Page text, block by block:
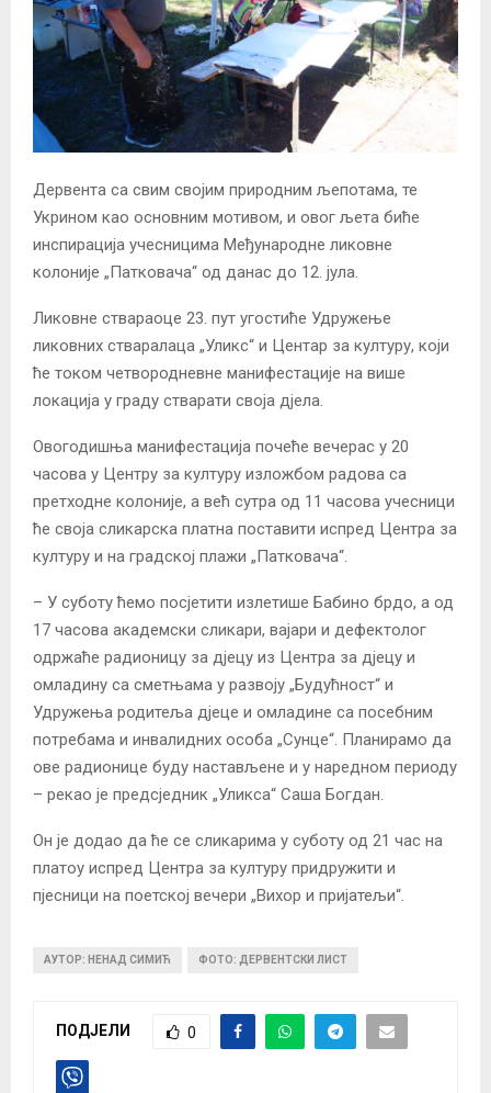
Дервента са свим својим природним љепотама, те
Укрином као основним мотивом, и овог љета биће
инспирација учесницима Међународне ликовне
колоније „Патковача“ од данас до 12. јула.
Ликовне ствараоце 23. пут угостиће Удружење
ликовних стваралаца „Уликс“ и Центар за културу, који
ће током четвородневне манифестације на више
локација у граду стварати своја дјела.
Овогодишња манифестација почеће вечерас у 20
часова у Центру за културу изложбом радова са
претходне колоније, а већ сутра од 11 часова учесници
ће своја сликарска платна поставити испред Центра за
културу и на градској плажи „Патковача“.
– У суботу ћемо посјетити излетише Бабино брдо, а од
17 часова академски сликари, вајари и дефектолог
одржаће радионицу за дјецу из Центра за дјецу и
омладину са сметњама у развоју „Будућност“ и
Удружења родитеља дјеце и омладине са посебним
потребама и инвалидних особа „Сунце“. Планирамо да
ове радионице буду настављене и у наредном периоду
– рекао је предсједник „Уликса“ Саша Богдан.
Он је додао да ће се сликарима у суботу од 21 час на
платоу испред Центра за културу придружити и
пјесници на поетској вечери „Вихор и пријатељи“.
АУТОР: НЕНАД СИМИЋ ФОТО: ДЕРВЕНТСКИ ЛИСТ
ПОДЈЕЛИ 0